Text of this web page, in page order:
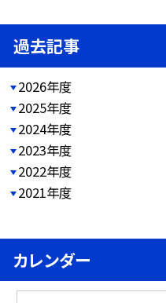
過去記事
2026年度
2025年度
2024年度
2023年度
2022年度
2021年度
カレンダー